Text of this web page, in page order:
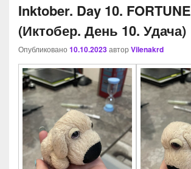
Inktober. Day 10. FORTUNE
(Иктобер. День 10. Удача)
Опубликовано 10.10.2023автор Vilenakrd